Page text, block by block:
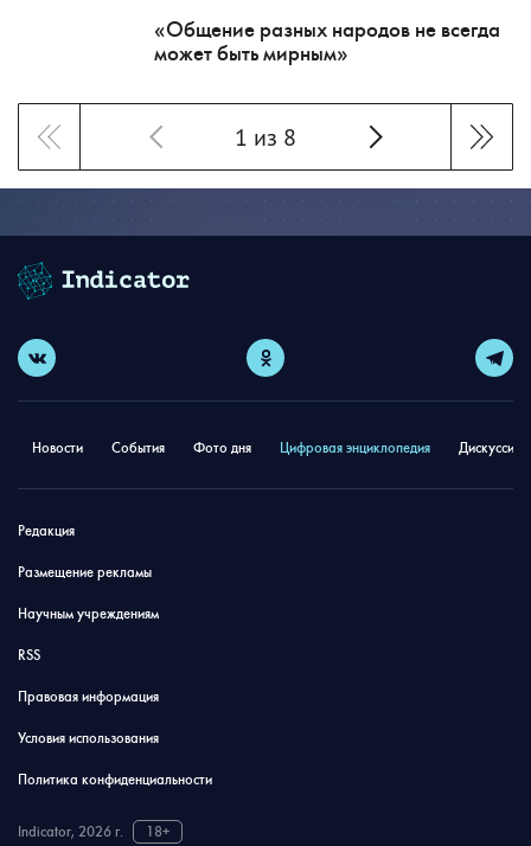
«Общение разных народов не всегда
может быть мирным»
1 из 8
Новости События Фото дня Цифровая энциклопедия
Редакция
Размещение рекламы
Научным учреждениям
RSS
Правовая информация
Условия использования
Политика конфиденциальности
Indicator, 2026 г. 18+